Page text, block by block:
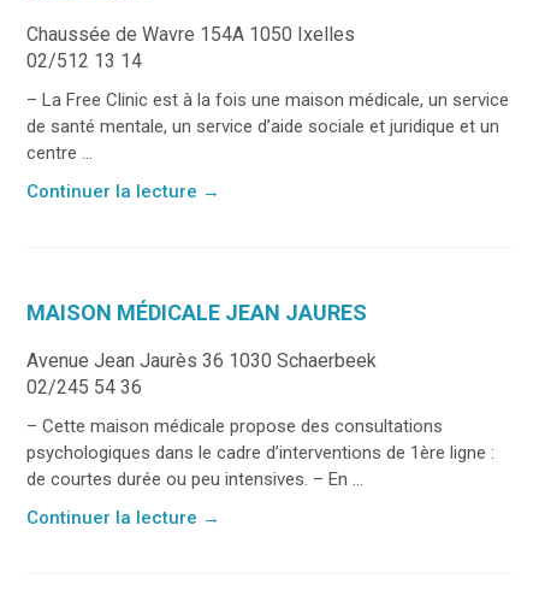
Chaussée de Wavre 154A 1050 Ixelles
02/512 13 14
– La Free Clinic est à la fois une maison médicale, un service
de santé mentale, un service d’aide sociale et juridique et un
centre ...
Continuer la lecture →
MAISON MÉDICALE JEAN JAURES
Avenue Jean Jaurès 36 1030 Schaerbeek
02/245 54 36
– Cette maison médicale propose des consultations
psychologiques dans le cadre d’interventions de 1ère ligne :
de courtes durée ou peu intensives. – En ...
Continuer la lecture →